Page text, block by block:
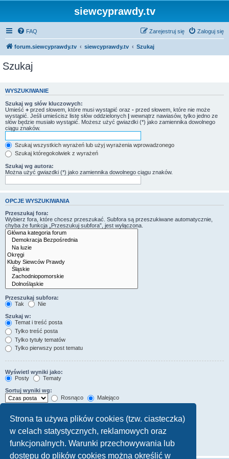
Strona ta używa plików cookies (tzw. ciasteczka)
w celach statystycznych, reklamowych oraz
funkcjonalnych. Warunki przechowywania lub
dostępu do plików cookies można określić w
siewcyprawdy.tv
FAQ Zaloguj się
Zarejestruj się
forum.siewcyprawdy.tv siewcyprawdy.tv Szukaj
Szukaj
WYSZUKIWANIE
Szukaj wg słów kluczowych:
Umieść + przed słowem, które musi wystąpić oraz - przed słowem, które nie może
wystąpić. Jeśli umieścisz listę słów oddzielonych | wewnątrz nawiasów, tylko jedno ze
słów będzie musiało wystąpić. Możesz użyć gwiazdki (*) jako zamiennika dowolnego
ciągu znaków.
Szukaj wszystkich wyrażeń lub użyj wyrażenia wprowadzonego
Szukaj któregokolwiek z wyrażeń
Szukaj wg autora:
Można użyć gwiazdki (*) jako zamiennika dowolnego ciągu znaków.
OPCJE WYSZUKIWANIA
Przeszukaj fora:
Wybierz fora, które chcesz przeszukać. Subfora są przeszukiwane automatycznie,
chyba że funkcja „Przeszukuj subfora”, jest wyłączona.
Przeszukaj subfora:
Tak
Nie
Szukaj w:
Temat i treść posta
Tylko treść posta
Tylko tytuły tematów
Tylko pierwszy post tematu
Wyświetl wyniki jako:
Posty
Tematy
Sortuj wyniki wg:
Rosnąco
Malejąco
Wyświetl pierwsze:
znaków w poście